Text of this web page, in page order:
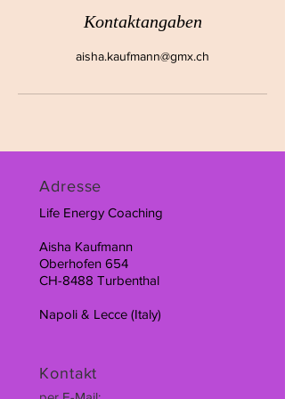
Kontaktangaben
aisha.kaufmann@gmx.ch
Adresse
Life Energy Coaching
Aisha Kaufmann
Oberhofen 654
CH-8488 Turbenthal
Napoli & Lecce (Italy)
Kontakt